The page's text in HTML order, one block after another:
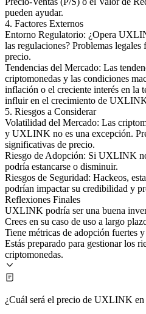
pueden ayudar.
4. Factores Externos
Entorno Regulatorio: ¿Opera
las regulaciones? Problemas
precio.
Tendencias del Mercado: Las
criptomonedas y las condiciones
inflación o el creciente interés en la
influir en el crecimiento de
5. Riesgos a Considerar
Volatilidad del Mercado: Las
y UXLINK no es una excepción.
significativas de precio.
Riesgo de Adopción: Si UXLINK
podría estancarse o disminuir.
Riesgos de Seguridad: Hackeos,
podrían impactar su credibilidad y
Reflexiones Finales
UXLINK podría ser una buena
Crees en su caso de uso a largo
Tiene métricas de adopción fuertes
Estás preparado para gestionar los
criptomonedas.
¿Cuál será el precio de UXLINK en